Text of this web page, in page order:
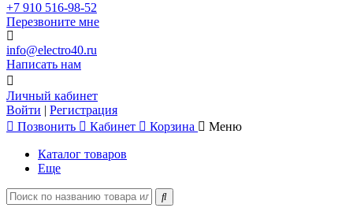
+7 910 516-98-52
Перезвоните мне
info@electro40.ru
Написать нам
Личный кабинет
Войти | Регистрация
Позвонить
Кабинет Корзина Меню
Каталог товаров
Еще